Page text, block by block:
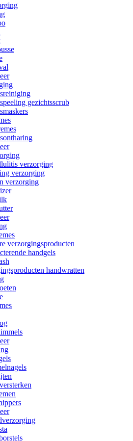
gezichtsscrub
verzorging
verzorging
verzorging
verzorgingsproducten
handgels
handwratten